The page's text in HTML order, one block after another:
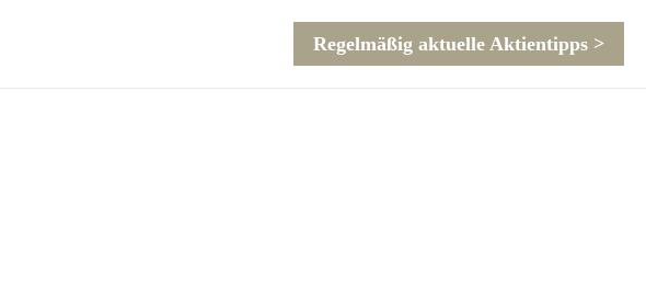
Regelmäßig aktuelle Aktientipps >